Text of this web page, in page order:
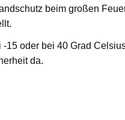
beim großen
-15 oder bei 40 Grad
da.